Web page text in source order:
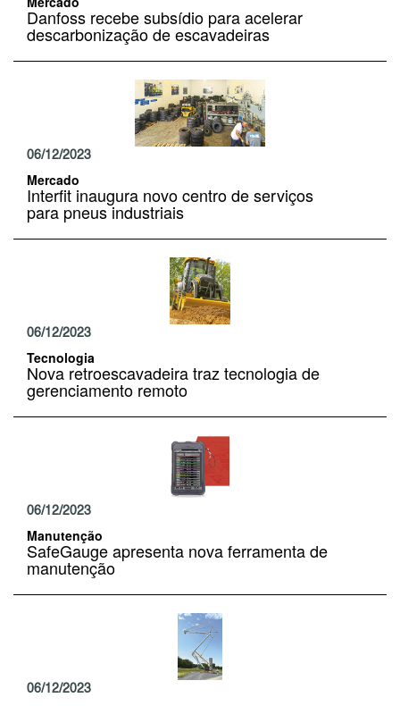
Danfoss recebe subsídio para acelerar
descarbonização de escavadeiras
06/12/2023
Mercado
Interfit inaugura novo centro de serviços
para pneus industriais
06/12/2023
Tecnologia
Nova retroescavadeira traz tecnologia de
gerenciamento remoto
06/12/2023
Manutenção
SafeGauge apresenta nova ferramenta de
manutenção
06/12/2023